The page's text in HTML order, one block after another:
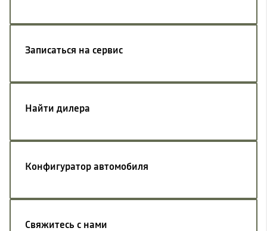
Записаться на сервис
Найти дилера
Конфигуратор автомобиля
Свяжитесь с нами